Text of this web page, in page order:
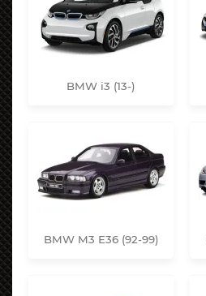
BMW i3 (13-)
BMW M3 E36 (92-99)